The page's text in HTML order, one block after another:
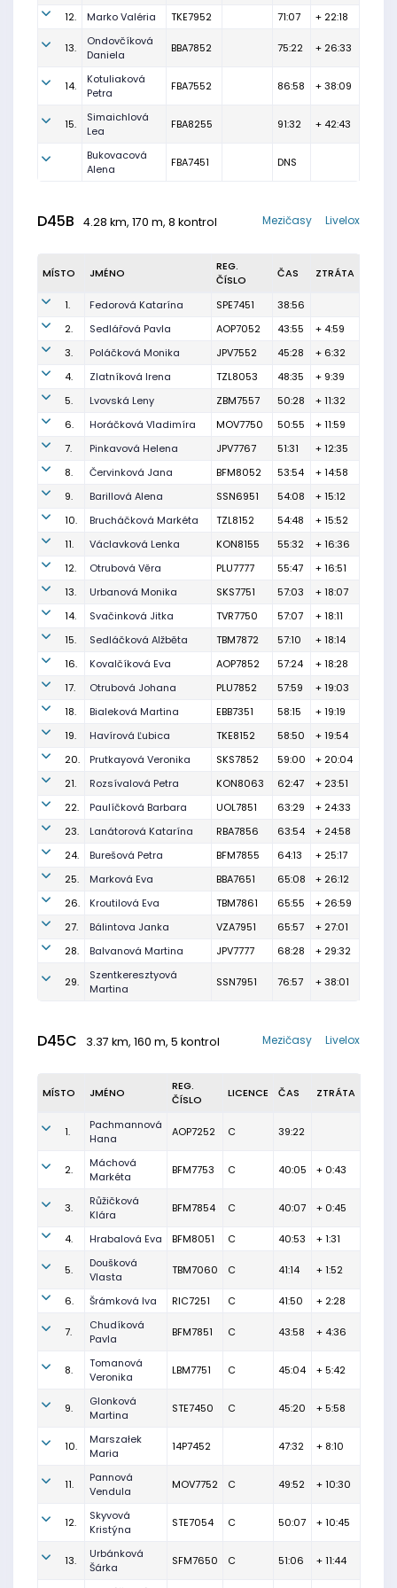
12.
Marko Valéria TKE7952 71:07 + 22:18
13.
Ondovčíková
Daniela
BBA7852 75:22 + 26:33
14.
Kotuliaková
Petra
FBA7552 86:58 + 38:09
15.
Simaichlová
Lea
FBA8255 91:32 + 42:43
Bukovacová
Alena
FBA7451 DNS
D45B 4.28 km, 170 m, 8 kontrol Livelox
Mezičasy
MÍSTO JMÉNO
REG.
ČÍSLO
ČAS ZTRÁTA
1. Fedorová Katarína SPE7451
38:56
2.
Sedlářová Pavla AOP7052 43:55
+ 4:59
3.
Poláčková Monika JPV7552 45:28
+ 6:32
4.
Zlatníková Irena TZL8053 48:35
+ 9:39
5.
Lvovská Leny ZBM7557 50:28
+ 11:32
6.
Horáčková Vladimíra MOV7750 50:55
+ 11:59
7.
Pinkavová Helena JPV7767 51:31
+ 12:35
8.
Červinková Jana BFM8052 53:54
+ 14:58
9.
Barillová Alena SSN6951 54:08
+ 15:12
10.
Brucháčková Markéta TZL8152 54:48
+ 15:52
11.
Václavková Lenka KON8155 55:32
+ 16:36
12.
Otrubová Věra PLU7777 55:47
+ 16:51
13.
Urbanová Monika SKS7751 57:03
+ 18:07
14.
Svačinková Jitka TVR7750 57:07
+ 18:11
15.
Sedláčková Alžběta TBM7872 57:10
+ 18:14
16.
Kovalčíková Eva AOP7852 57:24
+ 18:28
17.
Otrubová Johana PLU7852 57:59
+ 19:03
18.
Bialeková Martina EBB7351 58:15
+ 19:19
19.
Havírová Ľubica TKE8152 58:50
+ 19:54
20.
Prutkayová Veronika SKS7852 59:00
+ 20:04
21.
Rozsívalová Petra KON8063 62:47
+ 23:51
22.
Paulíčková Barbara UOL7851 63:29
+ 24:33
23.
Lanátorová Katarína RBA7856 63:54
+ 24:58
24.
Burešová Petra BFM7855 64:13
+ 25:17
25.
Marková Eva BBA7651 65:08
+ 26:12
26.
Kroutilová Eva TBM7861 65:55
+ 26:59
27.
Bálintova Janka VZA7951 65:57
+ 27:01
28.
Balvanová Martina JPV7777 68:28 + 29:32
29.
Szentkeresztyová
Martina
SSN7951 76:57 + 38:01
D45C 3.37 km, 160 m, 5 kontrol Livelox
Mezičasy
MÍSTO JMÉNO
REG.
ČÍSLO
LICENCE ČAS ZTRÁTA
1.
Pachmannová
Hana
AOP7252 C 39:22
2.
Máchová
Markéta
BFM7753 C 40:05 + 0:43
3.
Růžičková
Klára
BFM7854 C 40:07 + 0:45
4. Hrabalová Eva BFM8051 C 40:53 + 1:31
5.
Doušková
Vlasta
TBM7060 C 41:14 + 1:52
6. Šrámková Iva RIC7251 C 41:50 + 2:28
7.
Chudíková
Pavla
BFM7851 C 43:58 + 4:36
8.
Tomanová
Veronika
LBM7751 C 45:04 + 5:42
9.
Glonková
Martina
STE7450 C 45:20 + 5:58
10.
Marszałek
Maria
14P7452 47:32 + 8:10
11.
Pannová
Vendula
MOV7752 C 49:52 + 10:30
12.
Skyvová
Kristýna
STE7054 C 50:07 + 10:45
13.
Urbánková
Šárka
SFM7650 C 51:06 + 11:44